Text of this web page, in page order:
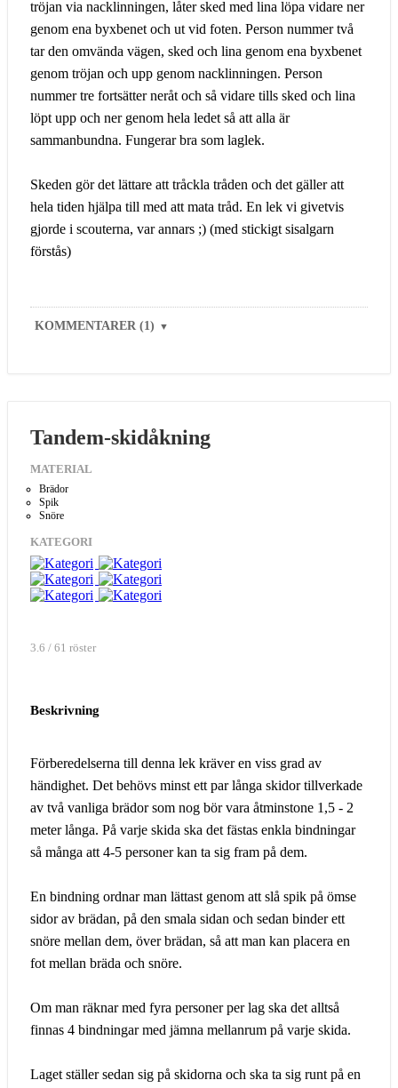
tröjan via nacklinningen, låter sked med lina löpa vidare ner
genom ena byxbenet och ut vid foten. Person nummer två
tar den omvända vägen, sked och lina genom ena byxbenet
genom tröjan och upp genom nacklinningen. Person
nummer tre fortsätter neråt och så vidare tills sked och lina
löpt upp och ner genom hela ledet så att alla är
sammanbundna. Fungerar bra som laglek.
Skeden gör det lättare att tråckla tråden och det gäller att
hela tiden hjälpa till med att mata tråd. En lek vi givetvis
gjorde i scouterna, var annars ;) (med stickigt sisalgarn
förstås)
KOMMENTARER (1) ▼
Tandem-skidåkning
MATERIAL
Brädor
Spik
Snöre
KATEGORI
3.6 / 61 röster
Beskrivning
Förberedelserna till denna lek kräver en viss grad av
händighet. Det behövs minst ett par långa skidor tillverkade
av två vanliga brädor som nog bör vara åtminstone 1,5 - 2
meter långa. På varje skida ska det fästas enkla bindningar
så många att 4-5 personer kan ta sig fram på dem.
En bindning ordnar man lättast genom att slå spik på ömse
sidor av brädan, på den smala sidan och sedan binder ett
snöre mellan dem, över brädan, så att man kan placera en
fot mellan bräda och snöre.
Om man räknar med fyra personer per lag ska det alltså
finnas 4 bindningar med jämna mellanrum på varje skida.
Laget ställer sedan sig på skidorna och ska ta sig runt på en